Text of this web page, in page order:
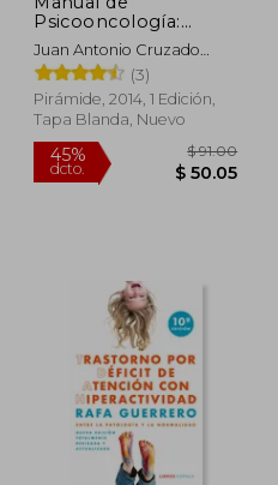
40%
dcto.
Psicooncología:
Tratamientos
Psicológicos en
Pacientes con Cáncer
(Psicología)
Juan Antonio Cruzado
Rodríguez
(3)
Pirámide, 2014, 1 Edición,
Tapa Blanda, Nuevo